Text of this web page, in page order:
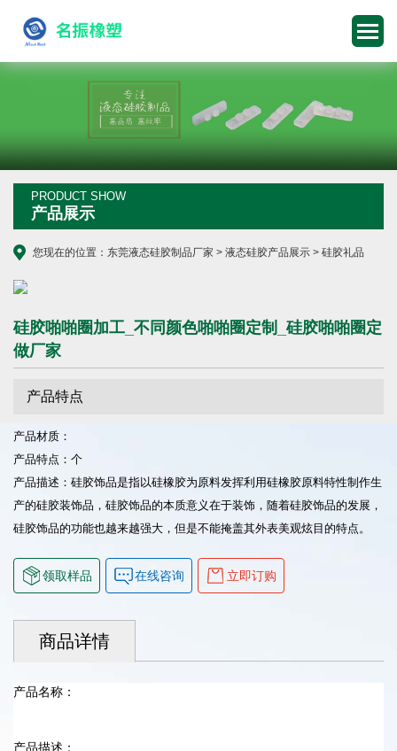
PRODUCT SHOW
产品展示
您现在的位置： 东莞液态硅胶制品厂家 > 液态硅胶产品展示 > 硅胶礼品
硅胶啪啪圈加工_不同颜色啪啪圈定制_硅胶啪啪圈定
做厂家
产品特点
产品材质：
产品特点：个
产品描述：硅胶饰品是指以硅橡胶为原料发挥利用硅橡胶原料特性制作生
产的硅胶装饰品，硅胶饰品的本质意义在于装饰，随着硅胶饰品的发展，
硅胶饰品的功能也越来越强大，但是不能掩盖其外表美观炫目的特点。
领取样品 在线咨询 立即订购
商品详情
产品名称：
产品描述：